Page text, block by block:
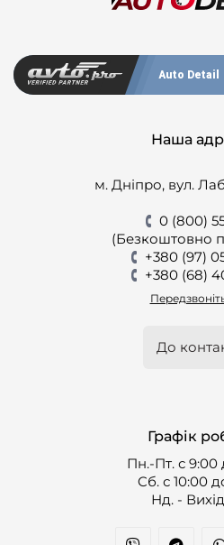
Auto Detail
Наша
м. Дніпро, вул.
0 (800)
(Безкоштовно
+380 (97)
+380 (68)
До
Графік
Пн.-Пт. с 9:00
Cб. с 10:00
Нд. -